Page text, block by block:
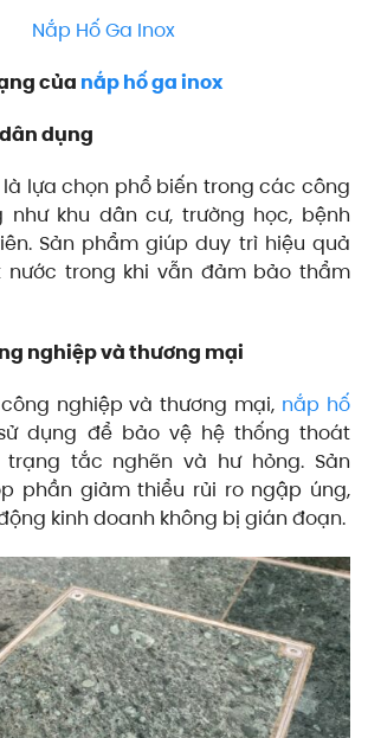
Nắp Hố Ga Inox
của nắp hố ga inox
dụng
lựa chọn phổ biến trong các công
như khu dân cư, trường học, bệnh
Sản phẩm giúp duy trì hiệu quả
nước trong khi vẫn đảm bảo thẩm
nghiệp và thương mại
nghiệp và thương mại, nắp hố
dụng để bảo vệ hệ thống thoát
trạng tắc nghẽn và hư hỏng. Sản
phần giảm thiểu rủi ro ngập úng,
kinh doanh không bị gián đoạn.